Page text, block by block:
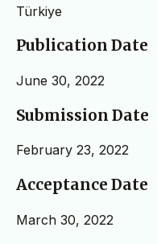
Türkiye
Publication Date
June 30, 2022
Submission Date
February 23, 2022
Acceptance Date
March 30, 2022